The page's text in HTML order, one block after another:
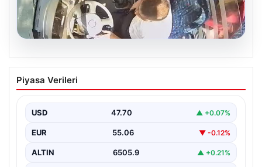
05.08.2026
Trabzon’da Otobüste Fenalaşan
Yolcuya Şoförün Hızlı Müdahalesi
yaşındaki yolcu Hasan Öner’in hayatı, şoför Sinan
Erdoğan’ın…
Piyasa Verileri
USD 47.70 ▲ +0.07%
EUR 55.06 ▼ -0.12%
ALTIN 6505.9 ▲ +0.21%